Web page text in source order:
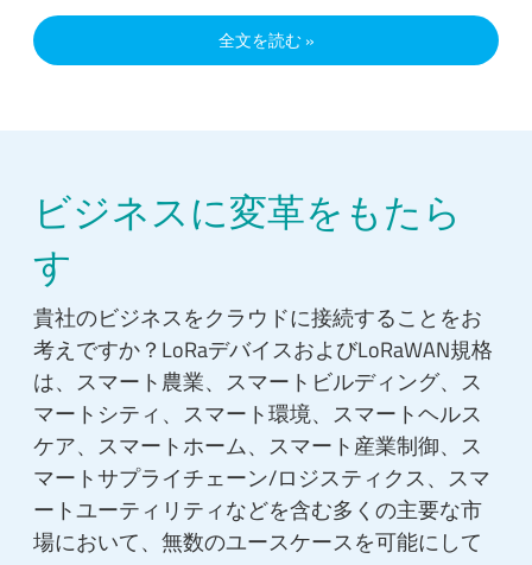
全文を読む
ビジネスに変革をもたら
す
貴社のビジネスをクラウドに接続することをお
考えですか？LoRaデバイスおよびLoRaWAN規格
は、スマート農業、スマートビルディング、ス
マートシティ、スマート環境、スマートヘルス
ケア、スマートホーム、スマート産業制御、ス
マートサプライチェーン/ロジスティクス、スマ
ートユーティリティなどを含む多くの主要な市
場において、無数のユースケースを可能にして